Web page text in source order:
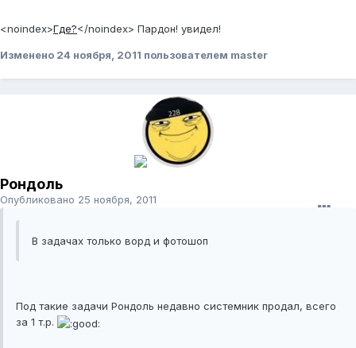
<noindex>Где?</noindex> Пардон! увидел!
Изменено 24 ноября, 2011 пользователем master
Рондоль
Опубликовано 25 ноября, 2011
В задачах только ворд и фотошоп
Под такие задачи Рондоль недавно системник продал, всего
за 1 т.р.